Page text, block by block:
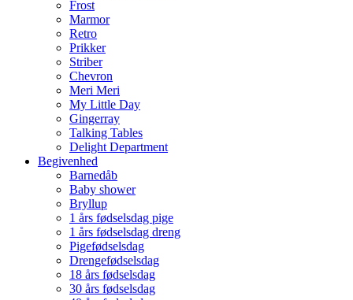
Frost
Marmor
Retro
Prikker
Striber
Chevron
Meri Meri
My Little Day
Gingerray
Talking Tables
Delight Department
Begivenhed
Barnedåb
Baby shower
Bryllup
1 års fødselsdag pige
1 års fødselsdag dreng
Pigefødselsdag
Drengefødselsdag
18 års fødselsdag
30 års fødselsdag